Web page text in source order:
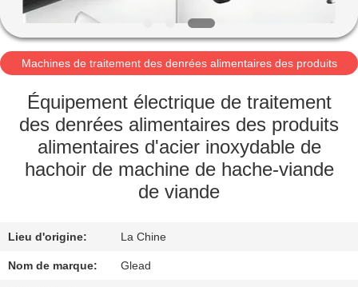
VIDÉOS
LE
SPECTACLE
VR
NOUS
Machines de traitement des denrées alimentaires des produits
Équipement électrique de traitement
des denrées alimentaires des produits
alimentaires d'acier inoxydable de
hachoir de machine de hache-viande
de viande
Lieu d'origine: La Chine
Nom de marque: Glead